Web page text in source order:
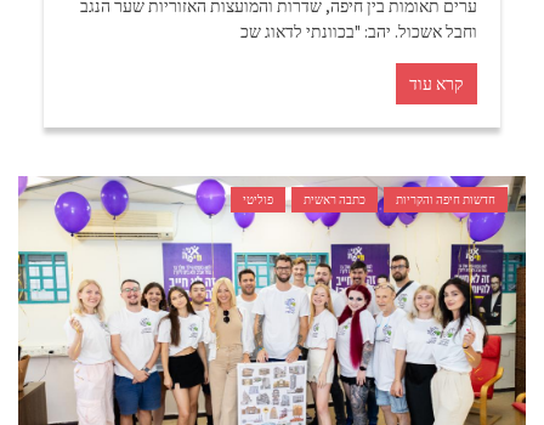
ערים תאומות בין חיפה, שדרות והמועצות האזוריות שער הנגב
וחבל אשכול. יהב: "בכוונתי לדאוג שכ
קרא עוד
חדשות חיפה והקריות כתבה ראשית פוליטי